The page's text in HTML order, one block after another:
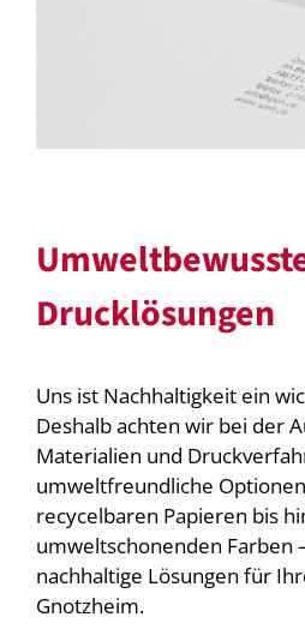
Drucklösungen
Uns ist Nachhaltigkeit ein
Deshalb achten wir bei der
Materialien und
umweltfreundliche
recycelbaren Papieren bis
umweltschonenden Farben
nachhaltige Lösungen für
Gnotzheim.